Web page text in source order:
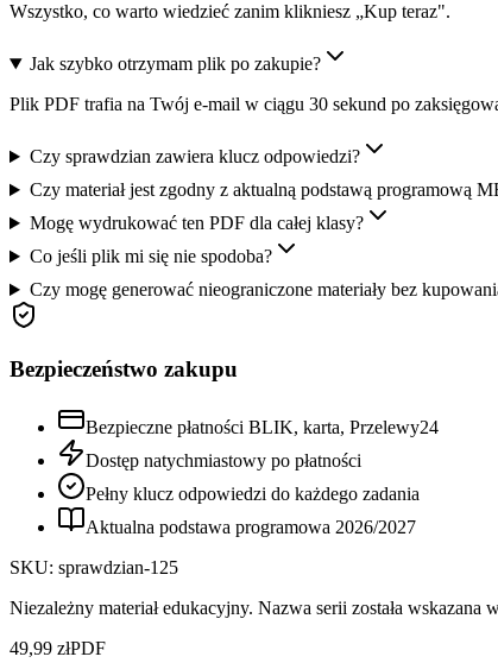
Wszystko, co warto wiedzieć zanim klikniesz „Kup teraz".
Jak szybko otrzymam plik po zakupie?
Plik PDF trafia na Twój e-mail w ciągu 30 sekund po
Czy sprawdzian zawiera klucz odpowiedzi?
Czy materiał jest zgodny z aktualną podstawą programową
Mogę wydrukować ten PDF dla całej klasy?
Co jeśli plik mi się nie spodoba?
Czy mogę generować nieograniczone materiały bez
Bezpieczeństwo zakupu
Bezpieczne płatności BLIK, karta, Przelewy24
Dostęp natychmiastowy po płatności
Pełny klucz odpowiedzi do każdego zadania
Aktualna podstawa programowa 2026/2027
SKU: sprawdzian-125
Niezależny materiał edukacyjny. Nazwa serii została
49,99 złPDF